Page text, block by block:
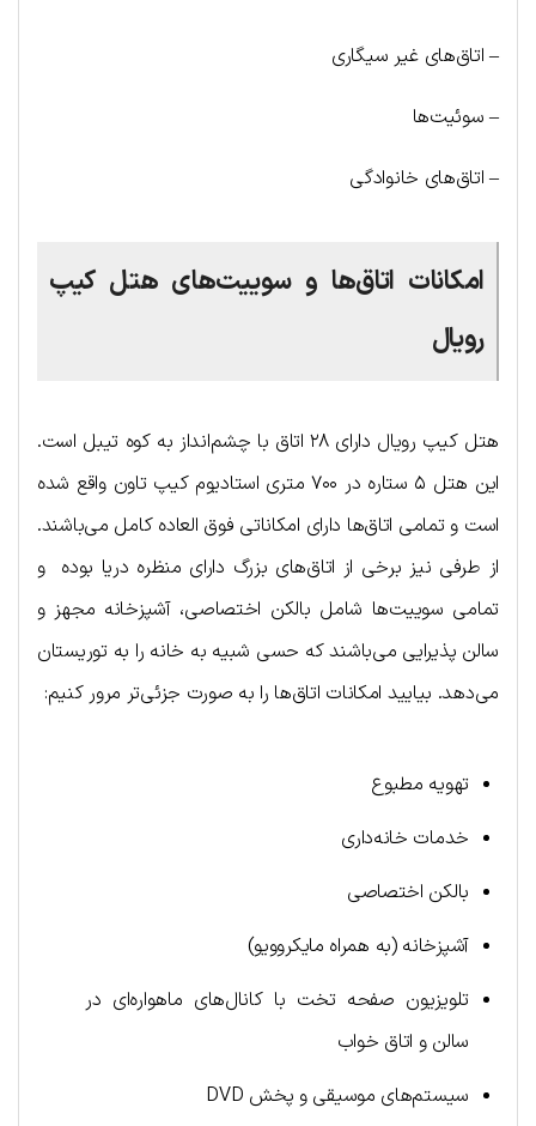
– اتاق‌های غیر سیگاری
– سوئیت‌ها
– اتاق‌های خانوادگی
امکانات اتاق‌ها و سوییت‌های هتل کیپ
رویال
هتل کیپ رویال دارای ۲۸ اتاق با چشم‌انداز به کوه تیبل است.
این هتل ۵ ستاره در ۷۰۰ متری استادیوم کیپ تاون واقع شده
است و تمامی اتاق‌ها دارای امکاناتی فوق العاده کامل می‌باشند.
از طرفی نیز برخی از اتاق‌های بزرگ دارای منظره دریا بوده و
تمامی سوییت‌ها شامل بالکن اختصاصی، آشپزخانه مجهز و
سالن پذیرایی می‌باشند که حسی شبیه به خانه را به توریستان
می‌دهد. بیایید امکانات اتاق‌ها را به صورت جزئی‌تر مرور کنیم:
تهویه مطبوع
خدمات خانه‌داری
بالکن اختصاصی
آشپزخانه (به همراه مایکروویو)
تلویزیون صفحه تخت با کانال‌های ماهواره‌ای در
سالن و اتاق خواب
سیستم‌های موسیقی و پخش DVD